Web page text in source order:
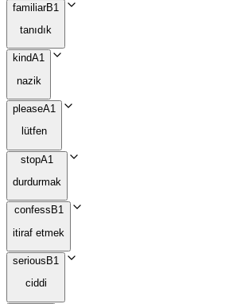
familiarB1
tanıdık
kindA1
nazik
pleaseA1
lütfen
stopA1
durdurmak
confess B1
itiraf etmek
serious B1
ciddi